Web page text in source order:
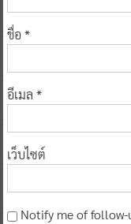
ชื่อ *
อีเมล *
เว็บไซต์
Notify me of